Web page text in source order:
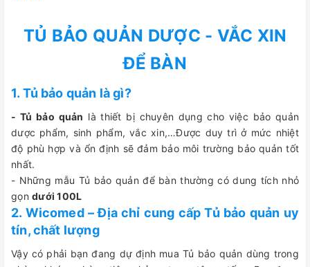
TỦ BẢO QUẢN DƯỢC - VẮC XIN
ĐỂ BÀN
1. Tủ bảo quản là gì?
- Tủ bảo quản là thiết bị chuyên dụng cho việc bảo quản
dược phẩm, sinh phẩm, vắc xin,…Được duy trì ở mức nhiệt
độ phù hợp và ổn định sẽ đảm bảo môi trường bảo quản tốt
nhất.
- Những mẫu Tủ bảo quản để bàn thường có dung tích nhỏ
gọn dưới 100L
2. Wicomed – Địa chỉ cung cấp Tủ bảo quản uy
tín, chất lượng
Vậy có phải bạn đang dự định mua Tủ bảo quản dùng trong